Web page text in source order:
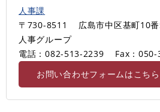
人事課
〒730-8511
広島市中区基町10
人事グループ
電話：082-513-2239
Fax：
お問い合わせフォームはこち